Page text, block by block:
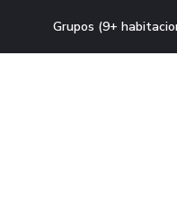
Grupos (9+